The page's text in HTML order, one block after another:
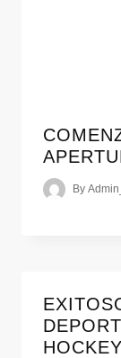
By